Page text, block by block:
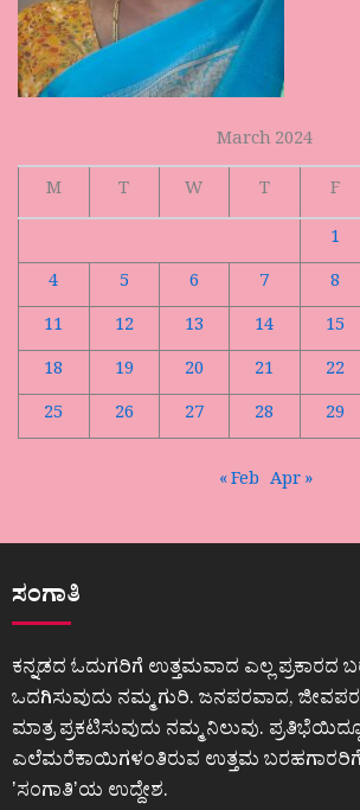
March 2024
M
T W T F
1
4
5 6 7 8
11
12 13 14 15
18
19 20 21 22
25
26 27 28 29
« Feb Apr »
ಸಂಗಾತಿ
ಕನ್ನಡದ ಓದುಗರಿಗೆ ಉತ್ತಮವಾದ ಎಲ್ಲ ಪ್ರಕಾರದ
ಒದಗಿಸುವುದು ನಮ್ಮ ಗುರಿ. ಜನಪರವಾದ,
ಮಾತ್ರ ಪ್ರಕಟಿಸುವುದು ನಮ್ಮ ನಿಲುವು.
ಎಲೆಮರೆಕಾಯಿಗಳಂತಿರುವ ಉತ್ತಮ ಬರಹಗಾರರಿಗೆ
ʼಸಂಗಾತಿʼಯ ಉದ್ದೇಶ.